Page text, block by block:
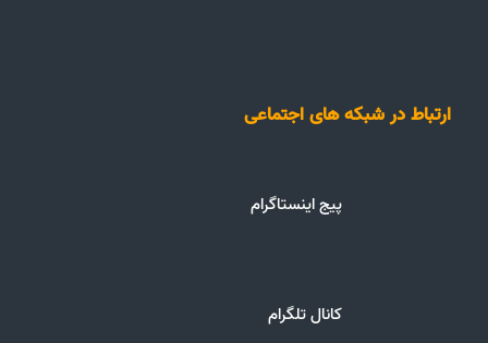
ارتباط در شبکه های اجتماعی
پیج اینستاگرام
کانال تلگرام